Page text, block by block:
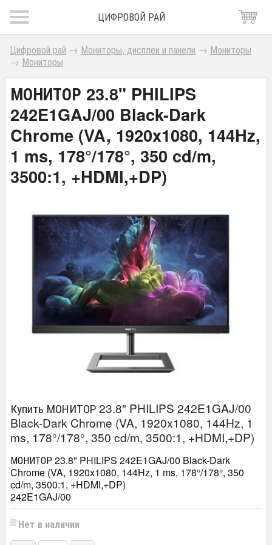
ЦИФРОВОЙ РАЙ
Цифровой рай → Мониторы, дисплеи и панели → Мониторы
→ Мониторы
МОНИТОР 23.8" PHILIPS
242E1GAJ/00 Black-Dark
Chrome (VA, 1920x1080, 144Hz,
1 ms, 178°/178°, 350 cd/m,
3500:1, +HDMI,+DP)
Купить МОНИТОР 23.8" PHILIPS 242E1GAJ/00
Black-Dark Chrome (VA, 1920x1080, 144Hz, 1
ms, 178°/178°, 350 cd/m, 3500:1, +HDMI,+DP)
МОНИТОР 23.8" PHILIPS 242E1GAJ/00 Black-Dark
Chrome (VA, 1920x1080, 144Hz, 1 ms, 178°/178°, 350
cd/m, 3500:1, +HDMI,+DP)
242E1GAJ/00
Нет в наличии